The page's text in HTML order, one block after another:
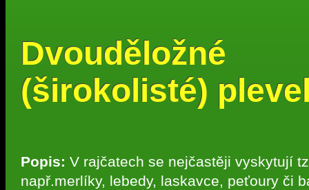
Dvouděložné
(širokolisté)
Popis: V rajčatech se nejčastěji vyskytují
např.merlíky, lebedy, laskavce, peťoury či